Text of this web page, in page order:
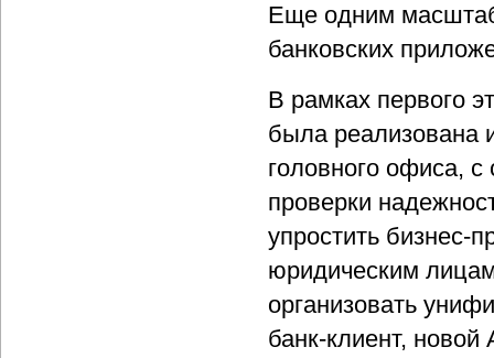
Еще одним
банковских
В рамках первого
была реализована
головного офиса, с
проверки
упростить бизнес-
юридическим
организовать
банк-клиент,